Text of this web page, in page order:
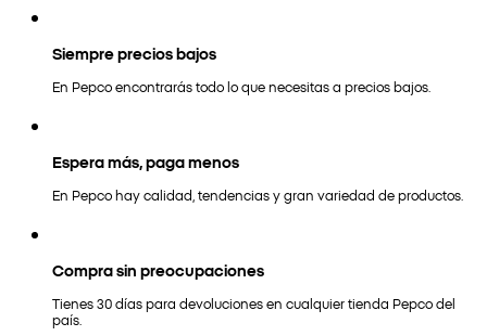
Siempre precios bajos
En Pepco encontrarás todo lo que necesitas a precios bajos.
Espera más, paga menos
En Pepco hay calidad, tendencias y gran variedad de productos.
Compra sin preocupaciones
Tienes 30 días para devoluciones en cualquier tienda Pepco del
país.